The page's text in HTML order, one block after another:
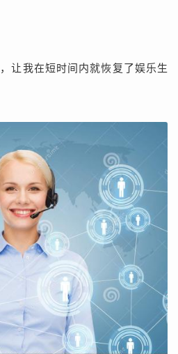
让我在短时间内就恢复了娱乐生